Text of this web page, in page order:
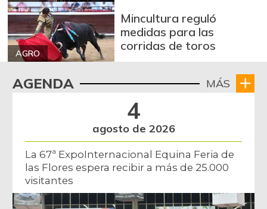
AGRO
Mincultura reguló
medidas para las
corridas de toros
AGENDA MÁS
4
agosto de 2026
La 67ª ExpoInternacional Equina Feria de
las Flores espera recibir a más de 25.000
visitantes